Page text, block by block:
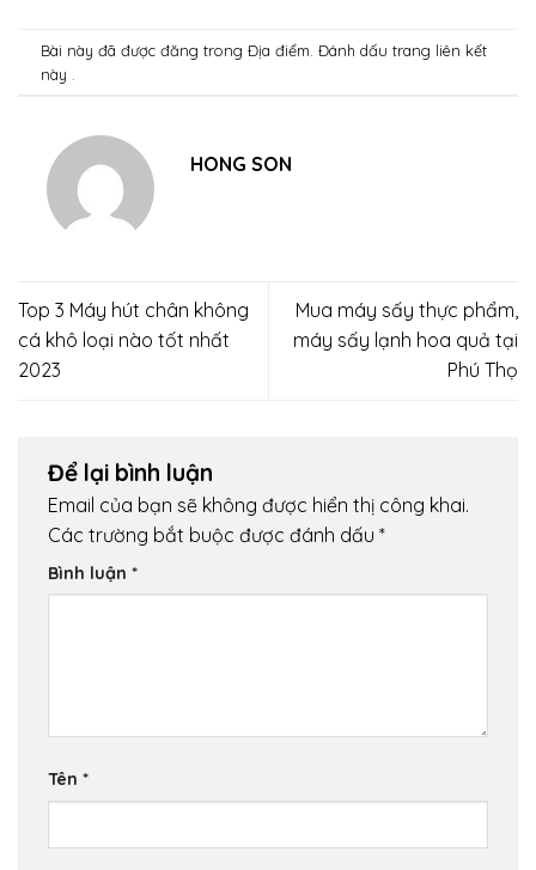
Bài này đã được đăng trongĐịa điểm . Đánh dấu trang liên kết
này .
HONG SON
Top 3 Máy hút chân không
cá khô loại nào tốt nhất
2023
Mua máy sấy thực phẩm,
máy sấy lạnh hoa quả tại
Phú Thọ
Để lại bình luận
Email của bạn sẽ không được hiển thị công khai.
Các trường bắt buộc được đánh dấu *
Bình luận *
Tên *